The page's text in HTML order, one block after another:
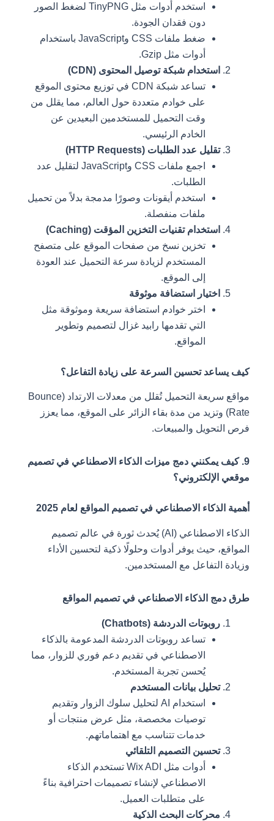
استخدم أدوات مثل TinyPNG لضغط الصور
دون فقدان الجودة.
ضغط ملفات CSS وJavaScript باستخدام
أدوات مثل Gzip.
استخدام شبكة توصيل المحتوى (CDN)
تساعد شبكة CDN في توزيع محتوى الموقع
على خوادم متعددة حول العالم، مما يقلل من
وقت التحميل للمستخدمين البعيدين عن
الخادم الرئيسي.
تقليل عدد الطلبات (HTTP Requests)
اجمع ملفات CSS وJavaScript لتقليل عدد
الطلبات.
استخدم أيقونات وصورًا مدمجة بدلاً من تحميل
ملفات منفصلة.
استخدام تقنيات التخزين المؤقت (Caching)
تخزين نسخ من صفحات الموقع على متصفح
المستخدم لزيادة سرعة التحميل عند العودة
إلى الموقع.
اختيار استضافة موثوقة
اختر خوادم استضافة سريعة وموثوقة مثل
التي تقدمها رابيد غزال لتصميم وتطوير
المواقع.
كيف يساعد تحسين السرعة على زيادة التفاعل؟
مواقع سريعة التحميل تُقلل من معدلات الارتداد (Bounce
Rate) وتزيد من مدة بقاء الزائر على الموقع، مما يعزز
فرص التحويل والمبيعات.
9. كيف يمكنني دمج ميزات الذكاء الاصطناعي في تصميم
موقعي الإلكتروني؟
أهمية الذكاء الاصطناعي في تصميم المواقع لعام 2025
الذكاء الاصطناعي (AI) يُحدث ثورة في عالم تصميم
المواقع، حيث يوفر أدوات وحلولًا ذكية لتحسين الأداء
وزيادة التفاعل مع المستخدمين.
طرق دمج الذكاء الاصطناعي في تصميم المواقع
روبوتات الدردشة (Chatbots)
تساعد روبوتات الدردشة المدعومة بالذكاء
الاصطناعي في تقديم دعم فوري للزوار، مما
يُحسن تجربة المستخدم.
تحليل بيانات المستخدم
استخدام AI لتحليل سلوك الزوار وتقديم
توصيات مخصصة، مثل عرض منتجات أو
خدمات تتناسب مع اهتماماتهم.
تحسين التصميم التلقائي
أدوات مثل Wix ADI تستخدم الذكاء
الاصطناعي لإنشاء تصميمات احترافية بناءً
على متطلبات العميل.
محركات البحث الذكية